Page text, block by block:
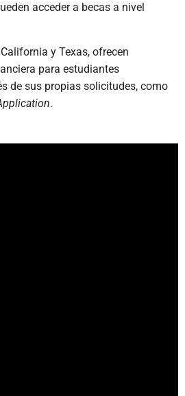
acceder a becas a nivel
y Texas, ofrecen
para estudiantes
de sus propias solicitudes, como
.